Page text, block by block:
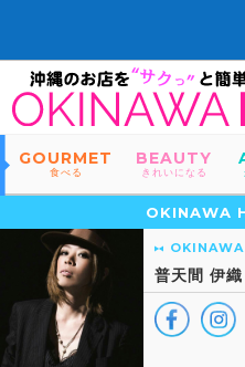
GOURMET
食べる
BEAUTY
きれいになる
OKINAWA
OKINAWA
普天間 伊織